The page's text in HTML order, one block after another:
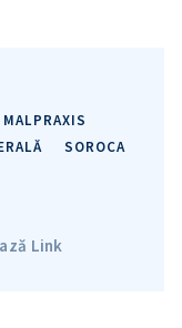
MALPRAXIS
SOROCA
Link